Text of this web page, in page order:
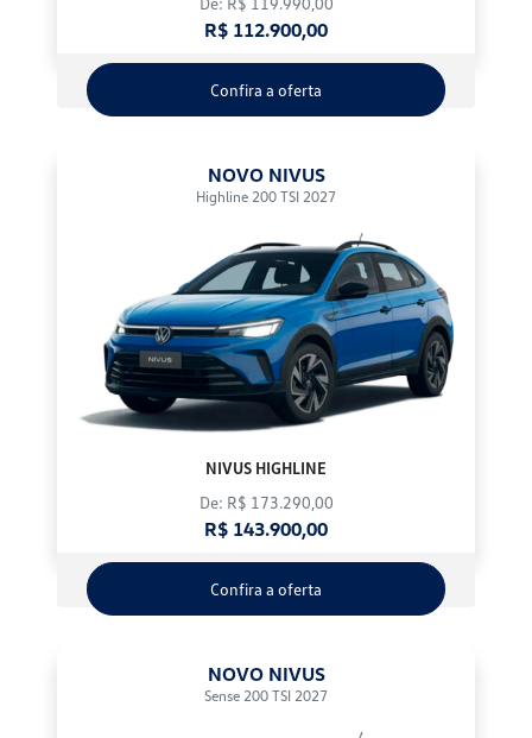
R$ 112.900,00
Confira a oferta
NOVO NIVUS
Highline 200 TSI 2027
NIVUS HIGHLINE
De: R$ 173.290,00
R$ 143.900,00
Confira a oferta
NOVO NIVUS
Sense 200 TSI 2027